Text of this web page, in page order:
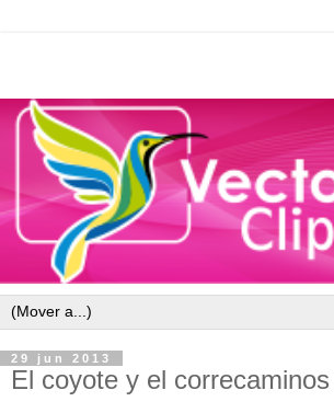
29 jun 2013
El coyote y el